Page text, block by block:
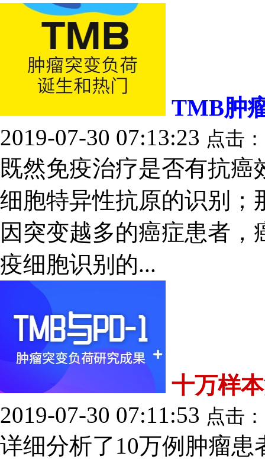
TMB肿
2019-07-30 07:13:23 点击：
既然免疫治疗是否有抗
细胞特异性抗原的识别；
因突变越多的癌症患者
疫细胞识别的...
十万样
2019-07-30 07:11:53 点击：
详细分析了10万例肿瘤